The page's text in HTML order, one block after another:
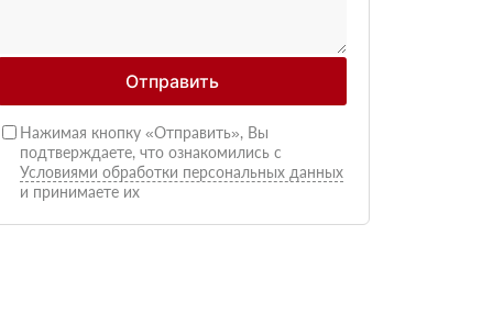
Отправить
Нажимая кнопку «Отправить», Вы
подтверждаете, что ознакомились с
Условиями обработки персональных данных
и принимаете их